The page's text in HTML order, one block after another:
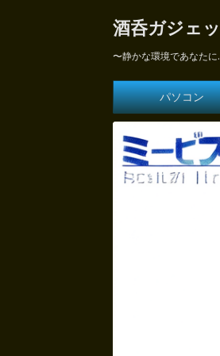
酒呑ガジェ
〜静かな環境であなた
パソコン